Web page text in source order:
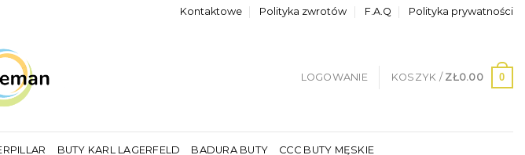
Kontaktowe Polityka zwrotów F.A.Q Polityka prywatności
LOGOWANIE KOSZYK / ZŁ0.00 0
BUTY KARL LAGERFELD BADURA BUTY CCC BUTY MĘSKIE